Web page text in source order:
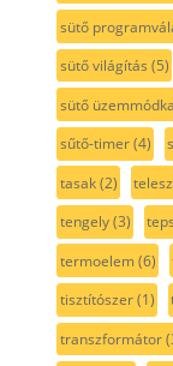
sütő
sütő világítás (5)
sütő
sűtő-timer(4)
tasak(2)
tengely(3)
termoelem(6)
tisztítószer(1)
transzformátor